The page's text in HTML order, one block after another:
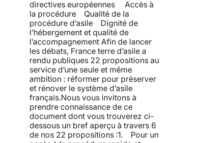
directives européennes Accès à
la procédure Qualité de la
procédure d’asile Dignité de
l’hébergement et qualité de
l’accompagnement Afin de lancer
les débats, France terre d’asile a
rendu publiques 22 propositions au
service d’une seule et même
ambition : réformer pour préserver
et rénover le système d’asile
français.Nous vous invitons à
prendre connaissance de ce
document dont vous trouverez ci-
dessous un bref aperçu à travers 6
de nos 22 propositions :1. Pour un